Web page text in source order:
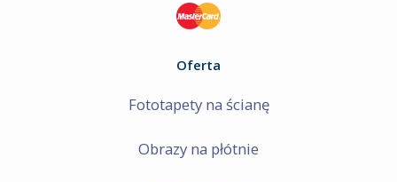
Oferta
Fototapety na ścianę
Obrazy na płótnie